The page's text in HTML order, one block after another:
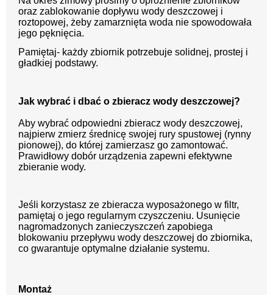
oraz zablokowanie dopływu wody deszczowej i
roztopowej, żeby zamarznięta woda nie spowodowała
jego pęknięcia.
Pamiętaj- każdy zbiornik potrzebuje solidnej, prostej i
gładkiej podstawy.
Jak wybrać i dbać o zbieracz wody deszczowej?
Aby wybrać odpowiedni zbieracz wody deszczowej,
najpierw zmierz średnicę swojej rury spustowej (rynny
pionowej), do której zamierzasz go zamontować.
Prawidłowy dobór urządzenia zapewni efektywne
zbieranie wody.
Jeśli korzystasz ze zbieracza wyposażonego w filtr,
pamiętaj o jego regularnym czyszczeniu. Usunięcie
nagromadzonych zanieczyszczeń zapobiega
blokowaniu przepływu wody deszczowej do zbiornika,
co gwarantuje optymalne działanie systemu.
Montaż